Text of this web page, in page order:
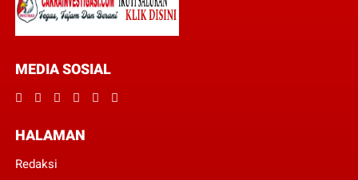
MEDIA SOSIAL
HALAMAN
Redaksi